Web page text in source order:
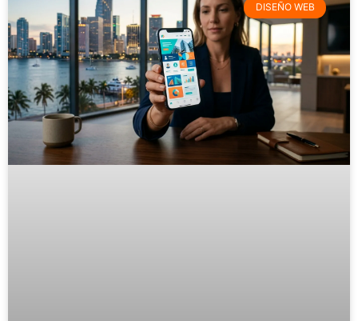
DISEÑO WEB